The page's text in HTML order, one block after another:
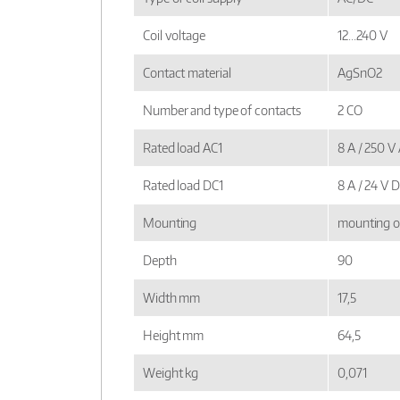
Coil voltage 12...240 V
Contact material AgSnO2
Number and type of contacts 2 CO
Rated load AC1 8 A / 250 V
Rated load DC1 8 A / 24 V
Mounting mounting
Depth 90
Width mm 17,5
Height mm 64,5
Weight kg 0,071